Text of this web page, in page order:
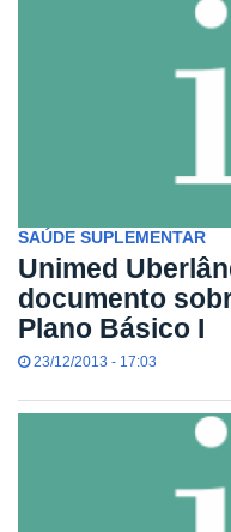
SAÚDE SUPLEMENTAR
Unimed
documento
Plano Básico I
23/12/2013 - 17:03